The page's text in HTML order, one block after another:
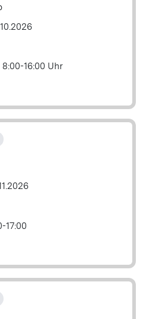
8:00-16:00 Uhr
17:00